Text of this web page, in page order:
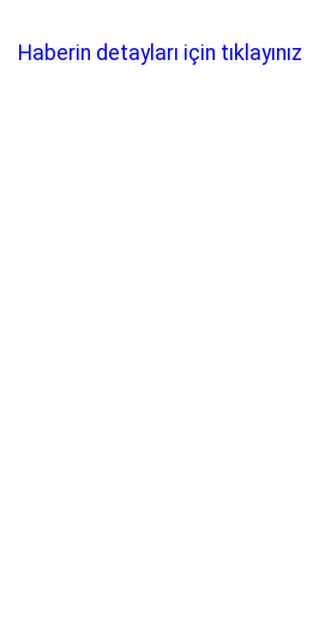
Haberin detayları için tıklayınız